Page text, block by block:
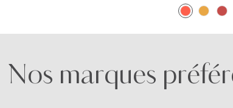
Nos marques